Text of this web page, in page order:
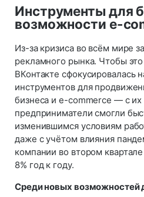
Инструменты для
возможности e-
Из-за кризиса во всём мире
рекламного рынка. Чтобы
ВКонтакте сфокусировалась
инструментов для
бизнеса и e-commerce — с
предприниматели смогли
изменившимся условиям
даже с учётом влияния
компании во втором
8% год к году.
Среди новых возможностей